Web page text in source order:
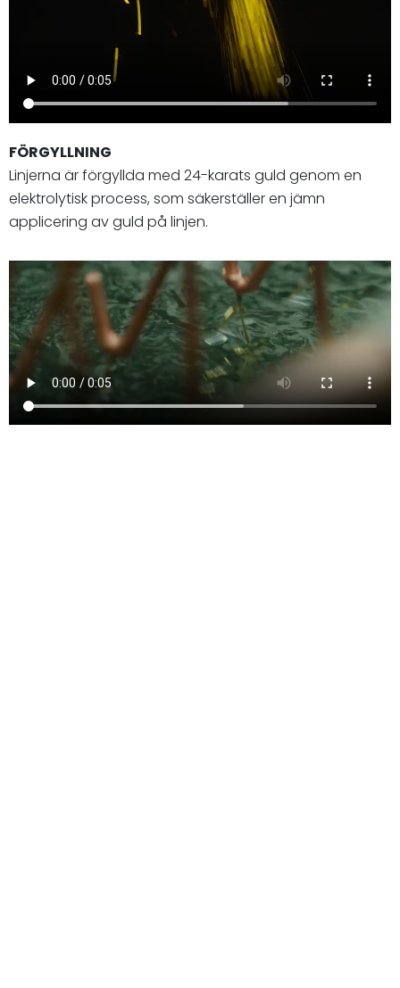
FÖRGYLLNING
Linjerna är förgyllda med 24-karats guld genom en
elektrolytisk process, som säkerställer en jämn
applicering av guld på linjen.